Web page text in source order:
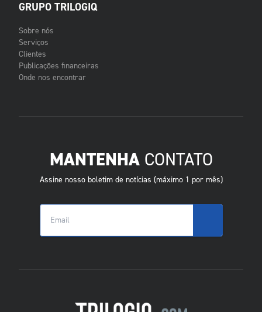
GRUPO TRILOGIQ
Sobre nós
Serviços
Clientes
Publicações financeiras
Onde nos encontrar
MANTENHACONTATO
Assine nosso boletim de notícias (máximo 1 por mês)